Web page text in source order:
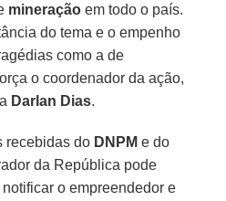
mineração em todo o país.
do tema e o empenho
como a de
o coordenador da ação,
Darlan Dias.
recebidas do DNPM e do
da República pode
o empreendedor e